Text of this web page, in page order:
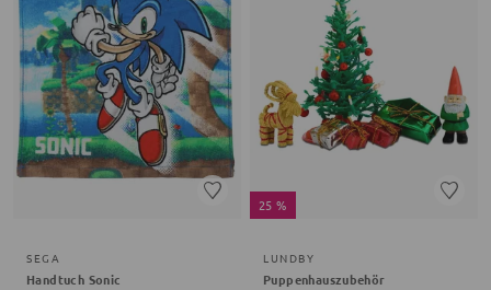
SEGA
Handtuch Sonic
25 %
LUNDBY
Puppenhauszubehör